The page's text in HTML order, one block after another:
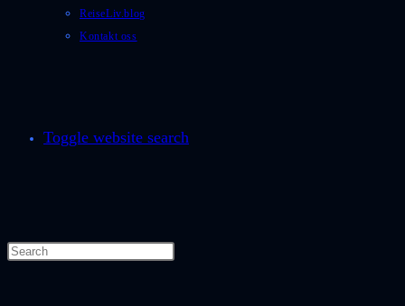
ReiseLiv.blog
Kontakt oss
Toggle website search